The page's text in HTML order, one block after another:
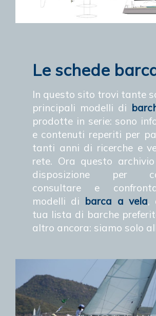
Le schede
In questo sito trovi tante
principali modelli di
prodotte in serie: sono
e contenuti reperiti per
tanti anni di ricerche e
rete. Ora questo
disposizione per
consultare e
modelli di barca a vela,
tua lista di barche
altro ancora: siamo solo